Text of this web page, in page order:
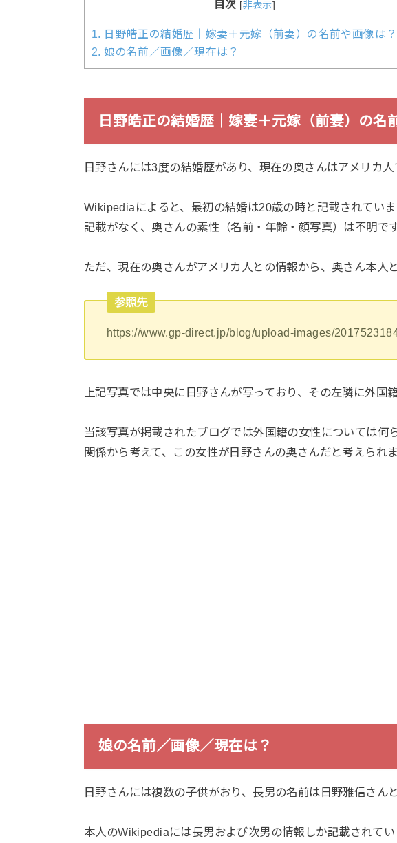
目次 [非表示]
1. 日野皓正の結婚歴｜嫁妻＋元嫁（前妻）の名前や画像は？
2. 娘の名前／画像／現在は？
日野皓正の結婚歴｜嫁妻＋元嫁（前妻）の名
日野さんには3度の結婚歴があり、現在の奥さんはアメリカ人
Wikipediaによると、最初の結婚は20歳の時と記載されてい
記載がなく、奥さんの素性（名前・年齢・顔写真）は不明です
ただ、現在の奥さんがアメリカ人との情報から、奥さん本人
参照先
https://www.gp-direct.jp/blog/upload-images/
上記写真では中央に日野さんが写っており、その左隣に外国
当該写真が掲載されたブログでは外国籍の女性については何
関係から考えて、この女性が日野さんの奥さんだと考えられま
娘の名前／画像／現在は？
日野さんには複数の子供がおり、長男の名前は日野雅信さん
本人のWikipediaには長男および次男の情報しか記載されてい